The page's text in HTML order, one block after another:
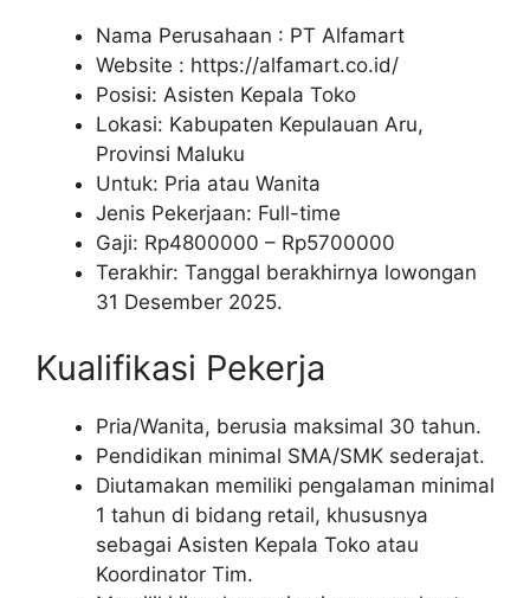
Nama Perusahaan : PT Alfamart
Website : https://alfamart.co.id/
Posisi: Asisten Kepala Toko
Lokasi: Kabupaten Kepulauan Aru,
Provinsi Maluku
Untuk: Pria atau Wanita
Jenis Pekerjaan: Full-time
Gaji: Rp4800000 – Rp5700000
Terakhir: Tanggal berakhirnya lowongan
31 Desember 2025.
Kualifikasi Pekerja
Pria/Wanita, berusia maksimal 30 tahun.
Pendidikan minimal SMA/SMK sederajat.
Diutamakan memiliki pengalaman minimal
1 tahun di bidang retail, khususnya
sebagai Asisten Kepala Toko atau
Koordinator Tim.